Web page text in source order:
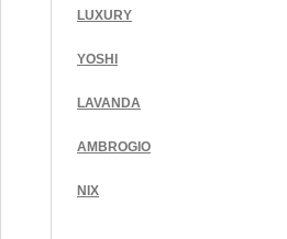
LUXURY
YOSHI
LAVANDA
AMBROGIO
NIX